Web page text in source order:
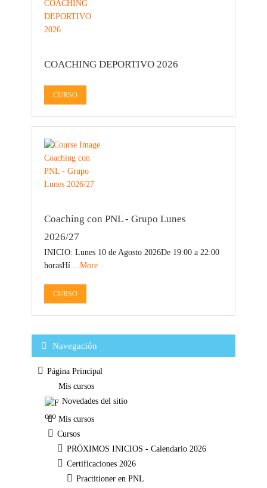
COACHING DEPORTIVO 2026
CURSO
Coaching con PNL - Grupo Lunes
2026/27
INICIO: Lunes 10 de Agosto 2026De 19:00 a 22:00
horasHí ...More
CURSO
Bloques
Salta Navegación
Navegación
Página Principal
Mis cursos
Novedades del sitio
Mis cursos
Cursos
PRÓXIMOS INICIOS - Calendario 2026
Certificaciones 2026
Practitioner en PNL